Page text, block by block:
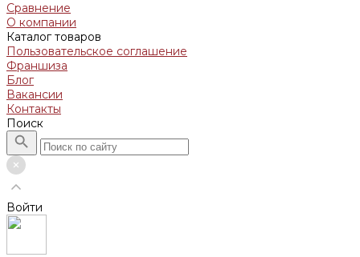
Сравнение
О компании
Каталог товаров
Пользовательское соглашение
Франшиза
Блог
Вакансии
Контакты
Поиск
Войти